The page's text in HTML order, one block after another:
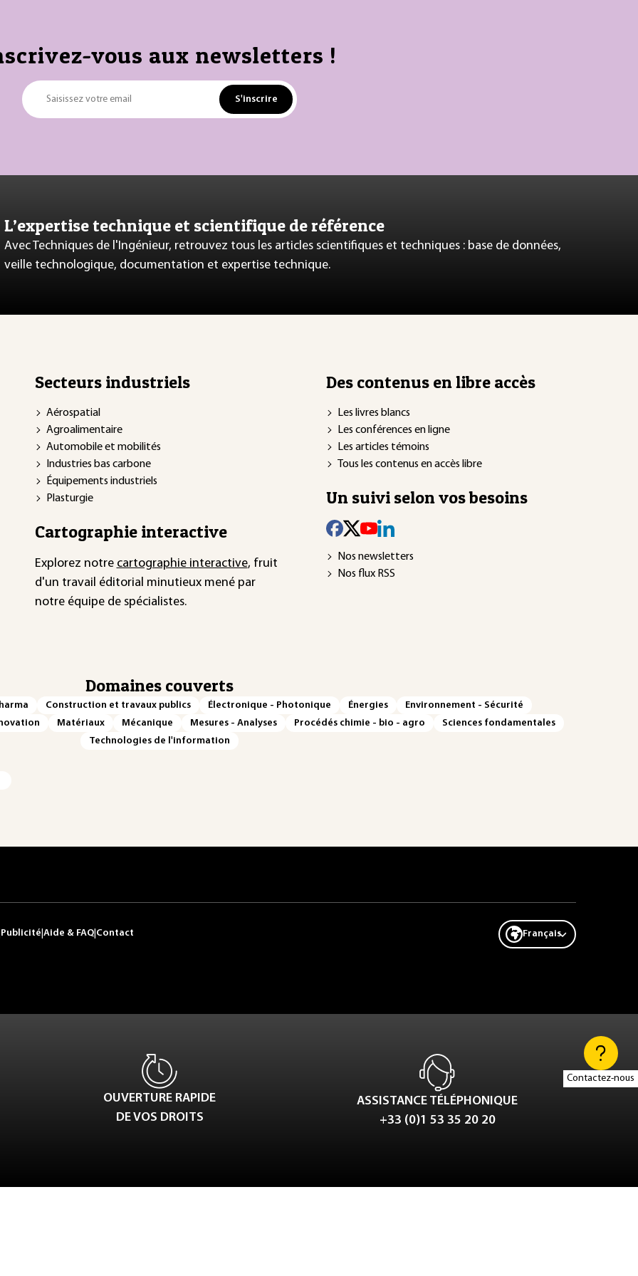
vous aux newsletters !
Saisissez votre email S'inscrire
Contactez-nous
L’expertise technique et scientifique de référence
Avec Techniques de l'Ingénieur, retrouvez tous les articles scientifiques et techniques : base de données,
veille technologique, documentation et expertise technique.
Secteurs industriels
Aérospatial
Agroalimentaire
Automobile et mobilités
Industries bas carbone
Équipements industriels
Plasturgie
Cartographie interactive
Explorez notre cartographie interactive, fruit
d'un travail éditorial minutieux mené par
notre équipe de spécialistes.
Des contenus en libre accès
Les livres blancs
Les conférences en ligne
Les articles témoins
Tous les contenus en accès libre
Un suivi selon vos besoins
Nos newsletters
Nos flux RSS
Domaines couverts
Construction et travaux publics Électronique - Photonique Énergies
Environnement - Sécurité
Matériaux Mécanique Mesures - Analyses Procédés chimie - bio - agro
Sciences fondamentales
Technologies de l'information
Publicité Aide & FAQ Contact Français
OUVERTURE RAPIDE
DE VOS DROITS
ASSISTANCE TÉLÉPHONIQUE
+33 (0)1 53 35 20 20